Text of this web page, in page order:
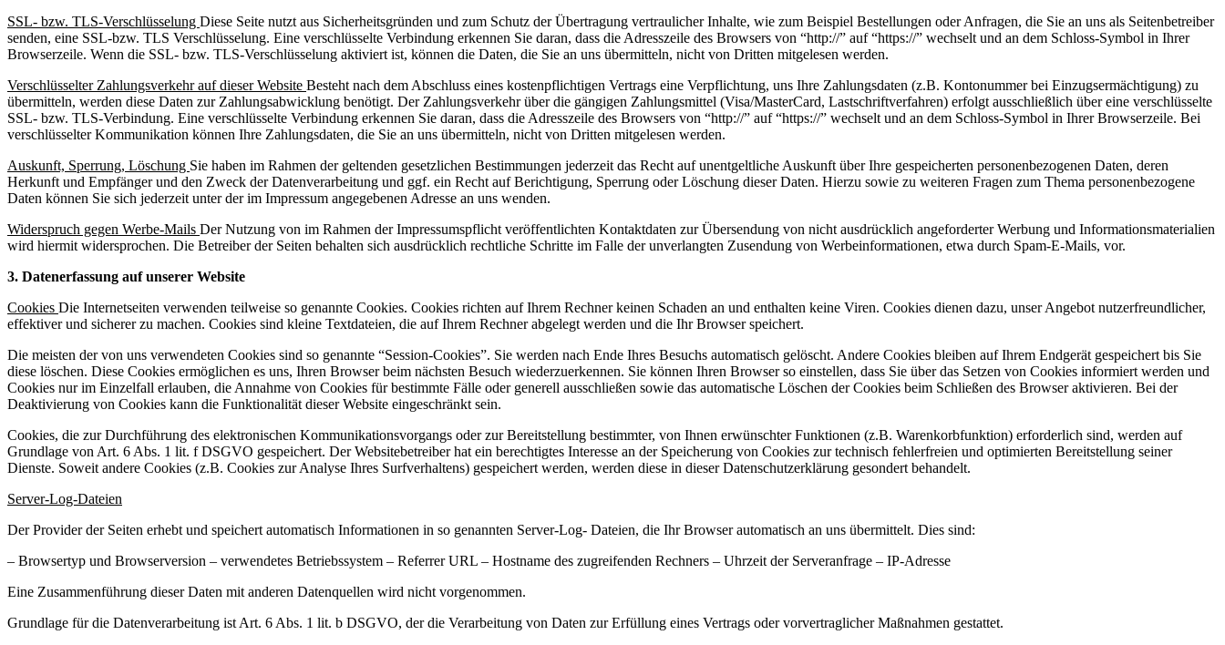
SSL- bzw. TLS-Verschlüsselung Diese Seite nutzt aus Sicherheitsgründen und zum Schutz der Übertragung vertraulicher Inhalte, wie zum Beispiel Bestellungen oder Anfragen, die Sie an uns als Seitenbetreiber
senden, eine SSL-bzw. TLS Verschlüsselung. Eine verschlüsselte Verbindung erkennen Sie daran, dass die Adresszeile des Browsers von “http://” auf “https://” wechselt und an dem Schloss-Symbol in Ihrer
Browserzeile. Wenn die SSL- bzw. TLS-Verschlüsselung aktiviert ist, können die Daten, die Sie an uns übermitteln, nicht von Dritten mitgelesen werden.
Verschlüsselter Zahlungsverkehr auf dieser Website Besteht nach dem Abschluss eines kostenpflichtigen Vertrags eine Verpflichtung, uns Ihre Zahlungsdaten (z.B. Kontonummer bei Einzugsermächtigung) zu
übermitteln, werden diese Daten zur Zahlungsabwicklung benötigt. Der Zahlungsverkehr über die gängigen Zahlungsmittel (Visa/MasterCard, Lastschriftverfahren) erfolgt ausschließlich über eine verschlüsselte
SSL- bzw. TLS-Verbindung. Eine verschlüsselte Verbindung erkennen Sie daran, dass die Adresszeile des Browsers von “http://” auf “https://” wechselt und an dem Schloss-Symbol in Ihrer Browserzeile. Bei
verschlüsselter Kommunikation können Ihre Zahlungsdaten, die Sie an uns übermitteln, nicht von Dritten mitgelesen werden.
Auskunft, Sperrung, Löschung Sie haben im Rahmen der geltenden gesetzlichen Bestimmungen jederzeit das Recht auf unentgeltliche Auskunft über Ihre gespeicherten personenbezogenen Daten, deren
Herkunft und Empfänger und den Zweck der Datenverarbeitung und ggf. ein Recht auf Berichtigung, Sperrung oder Löschung dieser Daten. Hierzu sowie zu weiteren Fragen zum Thema personenbezogene
Daten können Sie sich jederzeit unter der im Impressum angegebenen Adresse an uns wenden.
Widerspruch gegen Werbe-Mails Der Nutzung von im Rahmen der Impressumspflicht veröffentlichten Kontaktdaten zur Übersendung von nicht ausdrücklich angeforderter Werbung und Informationsmaterialien
wird hiermit widersprochen. Die Betreiber der Seiten behalten sich ausdrücklich rechtliche Schritte im Falle der unverlangten Zusendung von Werbeinformationen, etwa durch Spam-E-Mails, vor.
3. Datenerfassung auf unserer Website
Cookies Die Internetseiten verwenden teilweise so genannte Cookies. Cookies richten auf Ihrem Rechner keinen Schaden an und enthalten keine Viren. Cookies dienen dazu, unser Angebot nutzerfreundlicher,
effektiver und sicherer zu machen. Cookies sind kleine Textdateien, die auf Ihrem Rechner abgelegt werden und die Ihr Browser speichert.
Die meisten der von uns verwendeten Cookies sind so genannte “Session-Cookies”. Sie werden nach Ende Ihres Besuchs automatisch gelöscht. Andere Cookies bleiben auf Ihrem Endgerät gespeichert bis Sie
diese löschen. Diese Cookies ermöglichen es uns, Ihren Browser beim nächsten Besuch wiederzuerkennen. Sie können Ihren Browser so einstellen, dass Sie über das Setzen von Cookies informiert werden und
Cookies nur im Einzelfall erlauben, die Annahme von Cookies für bestimmte Fälle oder generell ausschließen sowie das automatische Löschen der Cookies beim Schließen des Browser aktivieren. Bei der
Deaktivierung von Cookies kann die Funktionalität dieser Website eingeschränkt sein.
Cookies, die zur Durchführung des elektronischen Kommunikationsvorgangs oder zur Bereitstellung bestimmter, von Ihnen erwünschter Funktionen (z.B. Warenkorbfunktion) erforderlich sind, werden auf
Grundlage von Art. 6 Abs. 1 lit. f DSGVO gespeichert. Der Websitebetreiber hat ein berechtigtes Interesse an der Speicherung von Cookies zur technisch fehlerfreien und optimierten Bereitstellung seiner
Dienste. Soweit andere Cookies (z.B. Cookies zur Analyse Ihres Surfverhaltens) gespeichert werden, werden diese in dieser Datenschutzerklärung gesondert behandelt.
Server-Log-Dateien
Der Provider der Seiten erhebt und speichert automatisch Informationen in so genannten Server-Log- Dateien, die Ihr Browser automatisch an uns übermittelt. Dies sind:
– Browsertyp und Browserversion – verwendetes Betriebssystem – Referrer URL – Hostname des zugreifenden Rechners – Uhrzeit der Serveranfrage – IP-Adresse
Eine Zusammenführung dieser Daten mit anderen Datenquellen wird nicht vorgenommen.
Grundlage für die Datenverarbeitung ist Art. 6 Abs. 1 lit. b DSGVO, der die Verarbeitung von Daten zur Erfüllung eines Vertrags oder vorvertraglicher Maßnahmen gestattet.